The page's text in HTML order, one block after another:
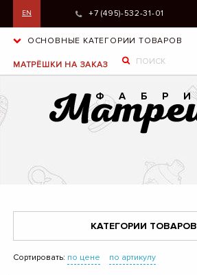
EN +7 (495)-532-31-01
ОСНОВНЫЕ КАТЕГОРИИ ТОВАРОВ
МАТРЁШКИ НА ЗАКАЗ
КАТЕГОРИИ ТОВАРОВ
Сортировать: по цене по артикулу